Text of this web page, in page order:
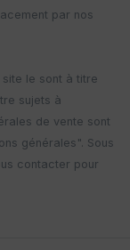
par nos
le sont à titre
sujets à
de vente sont
générales". Sous
contacter pour